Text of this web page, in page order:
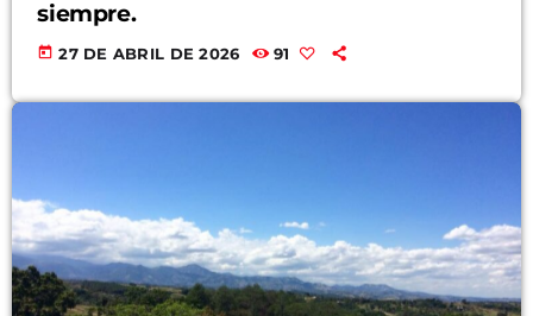
siempre.
today 27 DE ABRIL DE 2026 91